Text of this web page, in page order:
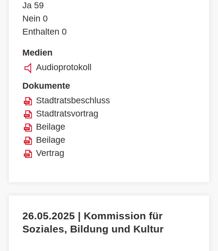
Ja 59
Nein 0
Enthalten 0
Medien
Audioprotokoll
Dokumente
Stadtratsbeschluss
Stadtratsvortrag
Beilage
Beilage
Vertrag
26.05.2025 | Kommission für
Soziales, Bildung und Kultur